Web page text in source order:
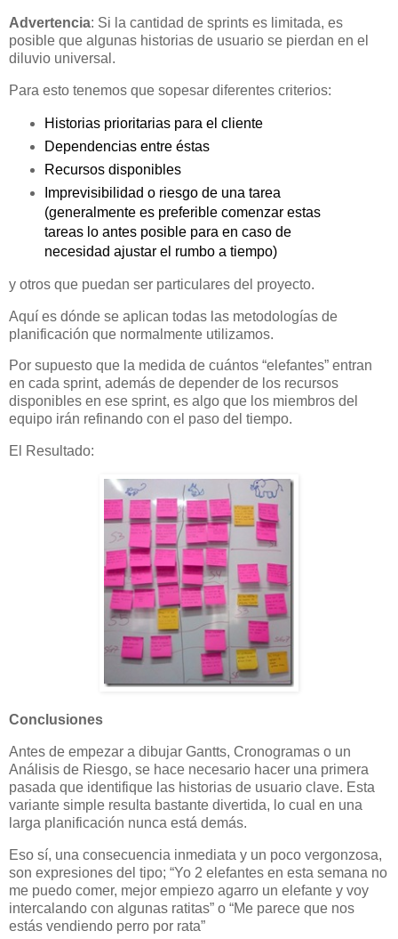
Advertencia: Si la cantidad de sprints es limitada, es
posible que algunas historias de usuario se pierdan en el
diluvio universal.
Para esto tenemos que sopesar diferentes criterios:
Historias prioritarias para el cliente
Dependencias entre éstas
Recursos disponibles
Imprevisibilidad o riesgo de una tarea
(generalmente es preferible comenzar estas
tareas lo antes posible para en caso de
necesidad ajustar el rumbo a tiempo)
y otros que puedan ser particulares del proyecto.
Aquí es dónde se aplican todas las metodologías de
planificación que normalmente utilizamos.
Por supuesto que la medida de cuántos “elefantes” entran
en cada sprint, además de depender de los recursos
disponibles en ese sprint, es algo que los miembros del
equipo irán refinando con el paso del tiempo.
El Resultado:
Conclusiones
Antes de empezar a dibujar Gantts, Cronogramas o un
Análisis de Riesgo, se hace necesario hacer una primera
pasada que identifique las historias de usuario clave. Esta
variante simple resulta bastante divertida, lo cual en una
larga planificación nunca está demás.
Eso sí, una consecuencia inmediata y un poco vergonzosa,
son expresiones del tipo; “Yo 2 elefantes en esta semana no
me puedo comer, mejor empiezo agarro un elefante y voy
intercalando con algunas ratitas” o “Me parece que nos
estás vendiendo perro por rata”